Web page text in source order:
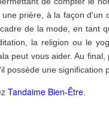
prière, à la façon d'un
de la mode, en tant
la religion ou le
peut vous aider.Au final,
possède une signification
Tandaime Bien-Être.